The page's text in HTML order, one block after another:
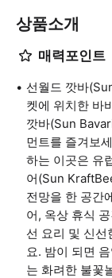
상품소개
매력포인트
선월드 깟바
켓에 위치한 바
깟바(Sun
먼트를 즐겨보
하는 이곳은 유
어(Sun
전망을 한 공간
어, 옥상 휴식
선 요리 및 신선
요. 밤이 되면
는 화려한 불꽃